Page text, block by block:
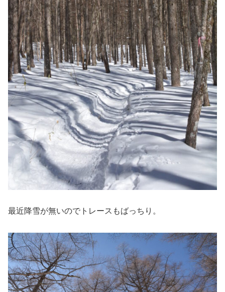
最近降雪が無いのでトレースもばっちり。